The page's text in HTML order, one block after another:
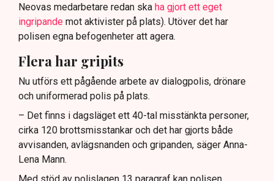
Neovas medarbetare redan ska ha gjort ett eget
ingripande mot aktivister på plats). Utöver det har
polisen egna befogenheter att agera.
Flera har gripits
Nu utförs ett pågående arbete av dialogpolis, drönare
och uniformerad polis på plats.
– Det finns i dagsläget ett 40-tal misstänkta personer,
cirka 120 brottsmisstankar och det har gjorts både
avvisanden, avlägsnanden och gripanden, säger Anna-
Lena Mann.
Med stöd av polislagen 13 paragraf kan polisen